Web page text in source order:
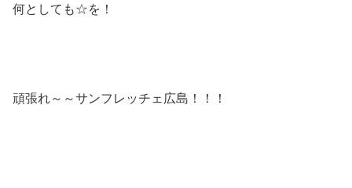
何としても☆を！
頑張れ～～サンフレッチェ広島！！！